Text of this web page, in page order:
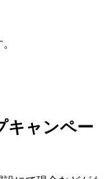
キャンペー